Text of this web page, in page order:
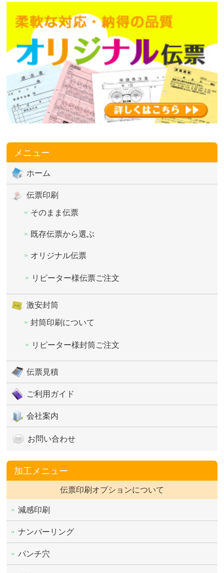
メニュー
ホーム
伝票印刷
そのまま伝票
既存伝票から選ぶ
オリジナル伝票
リピーター様伝票ご注文
激安封筒
封筒印刷について
リピーター様封筒ご注文
伝票見積
ご利用ガイド
会社案内
お問い合わせ
加工メニュー
伝票印刷オプションについて
減感印刷
ナンバーリング
パンチ穴